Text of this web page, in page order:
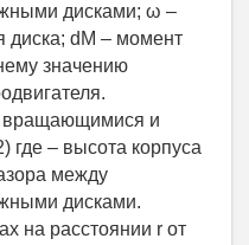
дисками; ω –
диска; dM – момент
значению
вращающимися и
– высота корпуса
между
дисками.
на расстоянии r от